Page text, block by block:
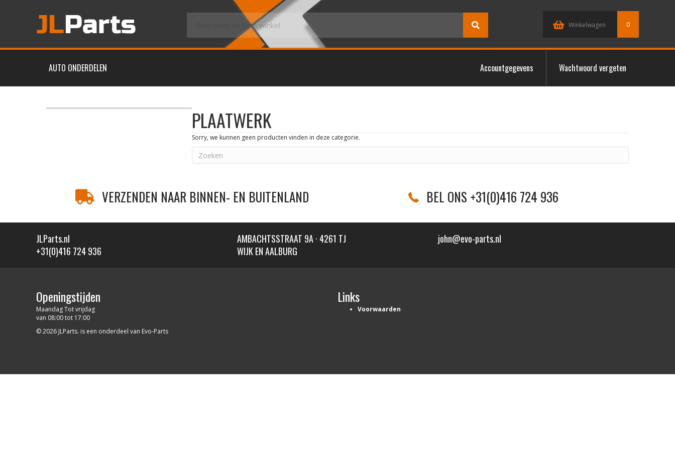
Winkelwagen 0
AUTO ONDERDELEN Accountgegevens Wachtwoord vergeten
PLAATWERK
Sorry, we kunnen geen producten vinden in deze categorie.
VERZENDEN NAAR BINNEN- EN BUITENLAND BEL ONS +31(0)416 724 936
JLParts.nl
+31(0)416 724 936
AMBACHTSSTRAAT 9A · 4261 TJ
WIJK EN AALBURG
john@evo-parts.nl
Openingstijden
Maandag Tot vrijdag
van 08:00 tot 17:00
Links
Voorwaarden
© 2026 JLParts. is een onderdeel van Evo-Parts